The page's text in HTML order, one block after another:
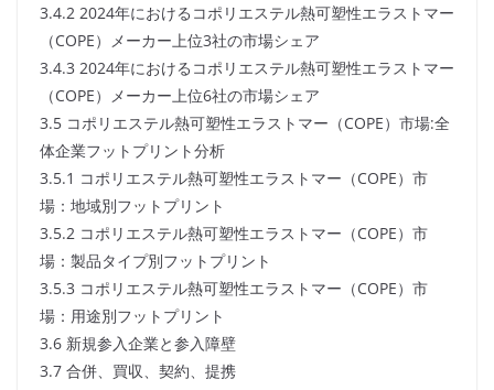
3.4.2 2024年におけるコポリエステル熱可塑性エラストマー
（COPE）メーカー上位3社の市場シェア
3.4.3 2024年におけるコポリエステル熱可塑性エラストマー
（COPE）メーカー上位6社の市場シェア
3.5 コポリエステル熱可塑性エラストマー（COPE）市場:全
体企業フットプリント分析
3.5.1 コポリエステル熱可塑性エラストマー（COPE）市
場：地域別フットプリント
3.5.2 コポリエステル熱可塑性エラストマー（COPE）市
場：製品タイプ別フットプリント
3.5.3 コポリエステル熱可塑性エラストマー（COPE）市
場：用途別フットプリント
3.6 新規参入企業と参入障壁
3.7 合併、買収、契約、提携